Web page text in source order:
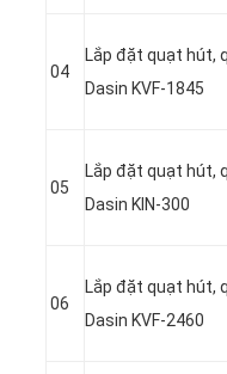
04
Lắp đặt quạt hút,
Dasin KVF-1845
05
Lắp đặt quạt hút,
Dasin KIN-300
06
Lắp đặt quạt hút,
Dasin KVF-2460